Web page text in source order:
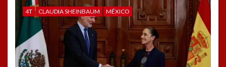
4T CLAUDIA SHEINBAUM MÉXICO